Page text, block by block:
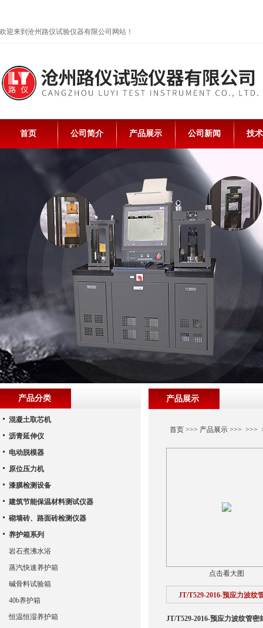
欢迎来到沧州路仪试验仪器有限公司网站！
首页 公司简介 产品展示 公司新闻 技
产品展示
首页>>> 产品展示>>> >>>
点击看大图
JT/T529-2016-预应力波纹
JT/T529-2016-预应力波纹管密
产品分类
混凝土取芯机
沥青延伸仪
电动脱模器
原位压力机
漆膜检测设备
建筑节能保温材料测试仪器
砌墙砖、路面砖检测仪器
养护箱系列
岩石煮沸水浴
蒸汽快速养护箱
碱骨料试验箱
40b养护箱
恒温恒湿养护箱